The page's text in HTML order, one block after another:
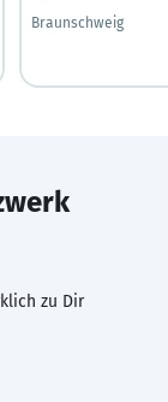
Braunschweig
zu Dir